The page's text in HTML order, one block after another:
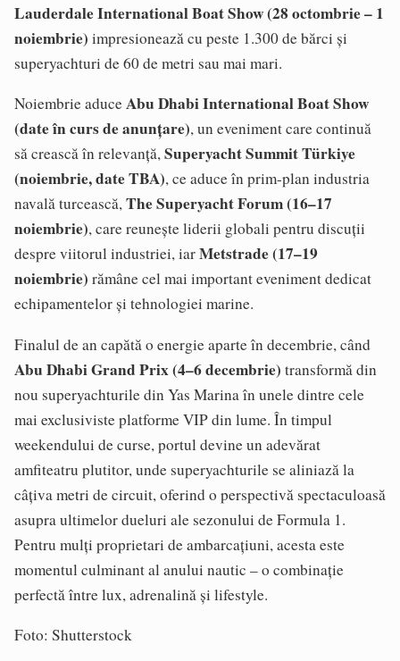
Lauderdale International Boat Show (28 octombrie – 1
noiembrie) impresionează cu peste 1.300 de bărci și
superyachturi de 60 de metri sau mai mari.
Noiembrie aduceAbu Dhabi International Boat Show
(date în curs de anunțare), un eveniment care continuă
să crească în relevanță,Superyacht Summit Türkiye
(noiembrie, date TBA), ce aduce în prim-plan industria
navală turcească,The Superyacht Forum (16–17
noiembrie), care reunește liderii globali pentru discuții
despre viitorul industriei, iarMetstrade (17–19
noiembrie) rămâne cel mai important eveniment dedicat
echipamentelor și tehnologiei marine.
Finalul de an capătă o energie aparte în decembrie, când
Abu Dhabi Grand Prix (4–6 decembrie) transformă din
nou superyachturile din Yas Marina în unele dintre cele
mai exclusiviste platforme VIP din lume. În timpul
weekendului de curse, portul devine un adevărat
amfiteatru plutitor, unde superyachturile se aliniază la
câțiva metri de circuit, oferind o perspectivă spectaculoasă
asupra ultimelor dueluri ale sezonului de Formula 1.
Pentru mulți proprietari de ambarcațiuni, acesta este
momentul culminant al anului nautic – o combinație
perfectă între lux, adrenalină și lifestyle.
Foto: Shutterstock